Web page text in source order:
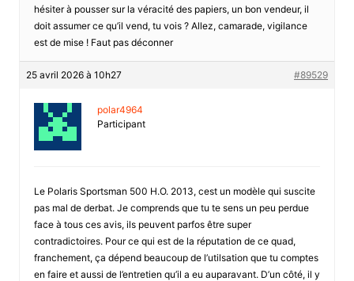
hésiter à pousser sur la véracité des papiers, un bon vendeur, il
doit assumer ce qu’il vend, tu vois ? Allez, camarade, vigilance
est de mise ! Faut pas déconner
25 avril 2026 à 10h27 #89529
polar4964
Participant
Le Polaris Sportsman 500 H.O. 2013, cest un modèle qui suscite
pas mal de derbat. Je comprends que tu te sens un peu perdue
face à tous ces avis, ils peuvent parfos être super
contradictoires. Pour ce qui est de la réputation de ce quad,
franchement, ça dépend beaucoup de l’utilsation que tu comptes
en faire et aussi de l’entretien qu’il a eu auparavant. D’un côté, il y